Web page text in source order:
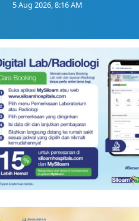
5 Aug 2026, 8:16 AM